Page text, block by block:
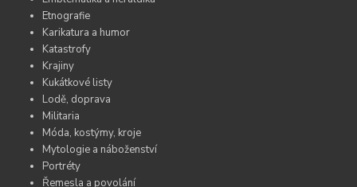
Etnografie
Karikatura a humor
Katastrofy
Krajiny
Kukátkové listy
Lodě, doprava
Militaria
Móda, kostýmy, kroje
Mytologie a náboženství
Portréty
Řemesla a povolání